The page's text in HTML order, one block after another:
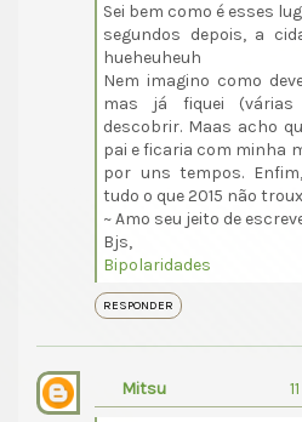
Sei bem como é esses
segundos depois, a
hueheuheuh
Nem imagino como
mas já fiquei
descobrir. Maas acho
pai e ficaria com minha
por uns tempos.
tudo o que 2015 não
~ Amo seu jeito de
Bjs,
Bipolaridades
RESPONDER
Mitsu